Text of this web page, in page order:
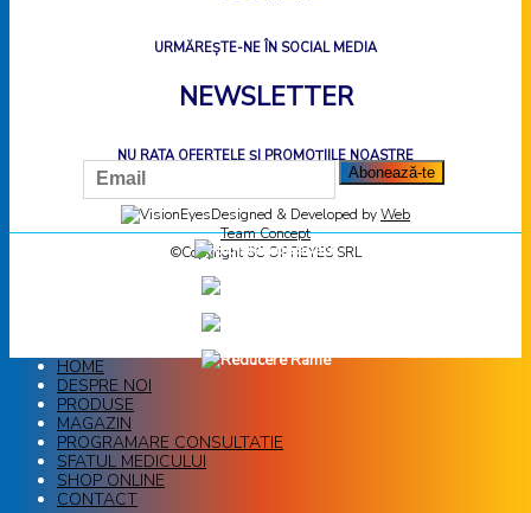
URMĂREȘTE-NE ÎN SOCIAL MEDIA
NEWSLETTER
NU RATA OFERTELE ȘI PROMOȚIILE NOASTRE
Designed & Developed byWeb
Team Concept
©Copyright SC OPTIEYES SRL
HOME
DESPRE NOI
PRODUSE
MAGAZIN
PROGRAMARE CONSULTATIE
SFATUL MEDICULUI
SHOP ONLINE
CONTACT